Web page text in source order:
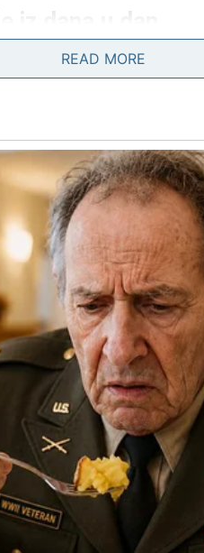
iz dana u dan
i zanimljivih
u nešto mnogo više.
osobu
sretnicima nove sedmice.
se približava donosi osjećaj
READ MORE